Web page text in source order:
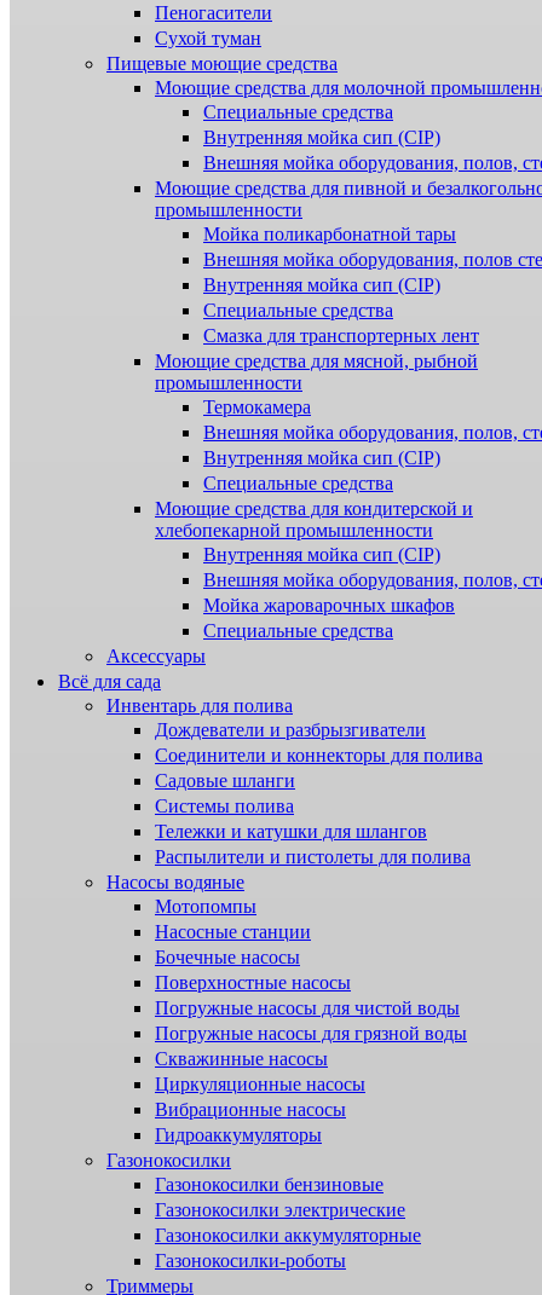
Пеногасители
Сухой туман
Пищевые моющие средства
Моющие средства для молочной
Специальные средства
Внутренняя мойка сип (CIP)
Внешняя мойка оборудования, полов,
Моющие средства для пивной и
промышленности
Мойка поликарбонатной тары
Внешняя мойка оборудования, полов
Внутренняя мойка сип (CIP)
Специальные средства
Смазка для транспортерных лент
Моющие средства для мясной, рыбной
промышленности
Термокамера
Внешняя мойка оборудования, полов,
Внутренняя мойка сип (CIP)
Специальные средства
Моющие средства для кондитерской и
хлебопекарной промышленности
Внутренняя мойка сип (CIP)
Внешняя мойка оборудования, полов,
Мойка жароварочных шкафов
Специальные средства
Аксессуары
Всё для сада
Инвентарь для полива
Дождеватели и разбрызгиватели
Соединители и коннекторы для полива
Садовые шланги
Системы полива
Тележки и катушки для шлангов
Распылители и пистолеты для полива
Насосы водяные
Мотопомпы
Насосные станции
Бочечные насосы
Поверхностные насосы
Погружные насосы для чистой воды
Погружные насосы для грязной воды
Скважинные насосы
Циркуляционные насосы
Вибрационные насосы
Гидроаккумуляторы
Газонокосилки
Газонокосилки бензиновые
Газонокосилки электрические
Газонокосилки аккумуляторные
Газонокосилки-роботы
Триммеры